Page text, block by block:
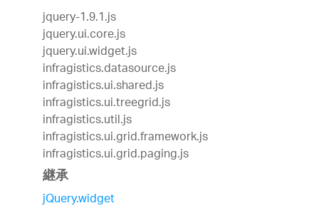
jquery-1.9.1.js
jquery.ui.core.js
jquery.ui.widget.js
infragistics.datasource.js
infragistics.ui.shared.js
infragistics.ui.treegrid.js
infragistics.util.js
infragistics.ui.grid.framework.js
infragistics.ui.grid.paging.js
継承
jQuery.widget